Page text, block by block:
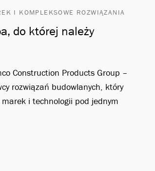
I KOMPLEKSOWE ROZWIĄZANIA
do której należy
Construction Products Group –
rozwiązań budowlanych, który
marek i technologii pod jednym